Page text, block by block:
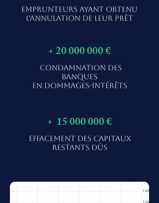
EMPRUNTEURS AYANT OBTENU
L'ANNULATION DE LEUR PRÊT
+20 000 000€
CONDAMNATION DES
BANQUES
EN DOMMAGES-INTÉRÊTS
+ 15 000 000€
EFFACEMENT DES CAPITAUX
RESTANTS DÛS